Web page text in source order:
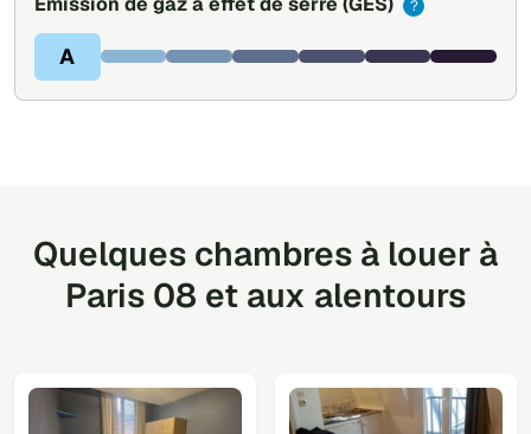
?
A
Quelques chambres à louer à
Paris 08 et aux alentours